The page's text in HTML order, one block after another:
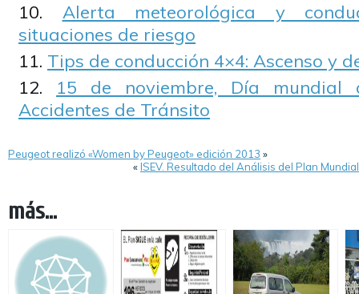
Alerta meteorológica y
situaciones de riesgo
Tips de conducción 4×4: Ascenso y
15 de noviembre, Día
Accidentes de Tránsito
Peugeot realizó «Women by Peugeot» edición 2013 »
«ISEV. Resultado del Análisis del Plan
más...